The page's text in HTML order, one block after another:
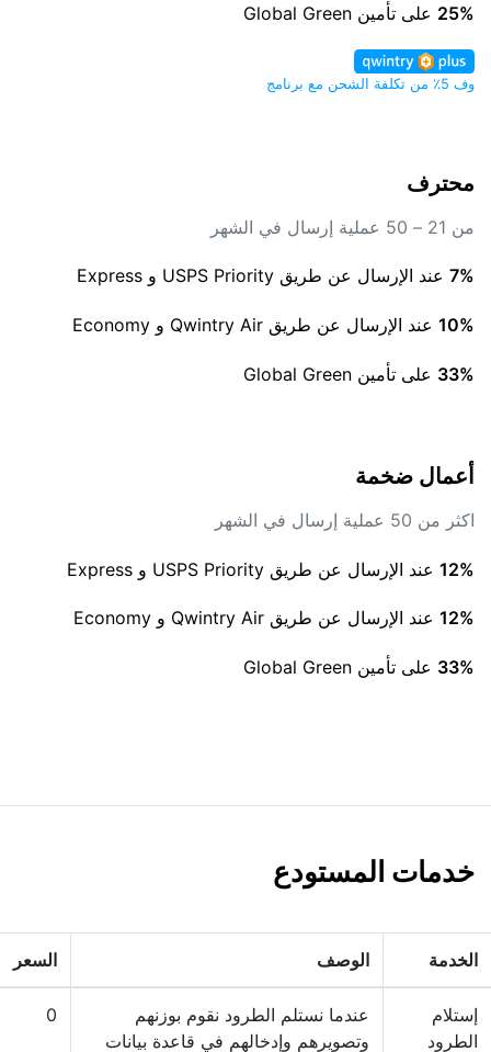
25% على تأمين Global Green
وف 5٪ من تكلفة الشحن مع برنامج
محترف
من 21 – 50 عملية إرسال في الشهر
7% عند الإرسال عن طريق USPS Priority و Express
10% عند الإرسال عن طريق Qwintry Air و Economy
33% على تأمين Global Green
أعمال ضخمة
اكثر من 50 عملية إرسال في الشهر
12% عند الإرسال عن طريق USPS Priority و Express
12% عند الإرسال عن طريق Qwintry Air و Economy
33% على تأمين Global Green
خدمات المستودع
الخدمة الوصف السعر
إستلام
الطرود
عندما نستلم الطرود نقوم بوزنهم
وتصويرهم وإدخالهم في قاعدة بيانات
0